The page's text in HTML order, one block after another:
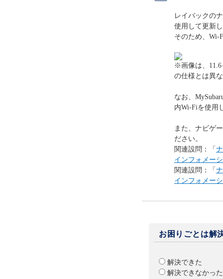
レイバックの
使用して更新
そのため、Wi-
※画像は、11.6
の仕様とは異
なお、
内Wi-Fiを使用
また、ナビゲ
ださい。
関連設問：「
インフォメー
関連設問：「
インフォメー
お困りごとは解
解決できた
解決できなかった